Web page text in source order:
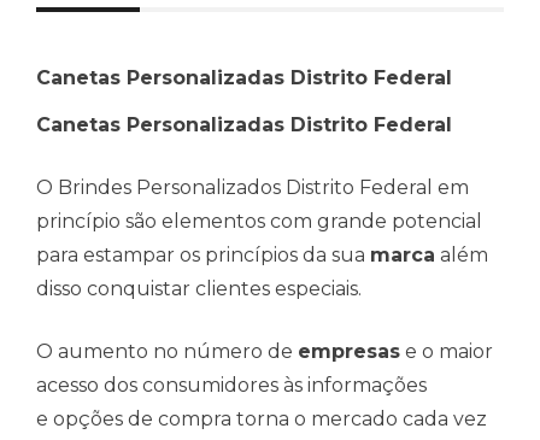
Canetas Personalizadas Distrito Federal
Canetas Personalizadas Distrito Federal
O Brindes Personalizados Distrito Federal em
princípio são elementos com grande potencial
para estampar os princípios da sua marca além
disso conquistar clientes especiais.
O aumento no número de empresas e o maior
acesso dos consumidores às informações
e opções de compra torna o mercado cada vez